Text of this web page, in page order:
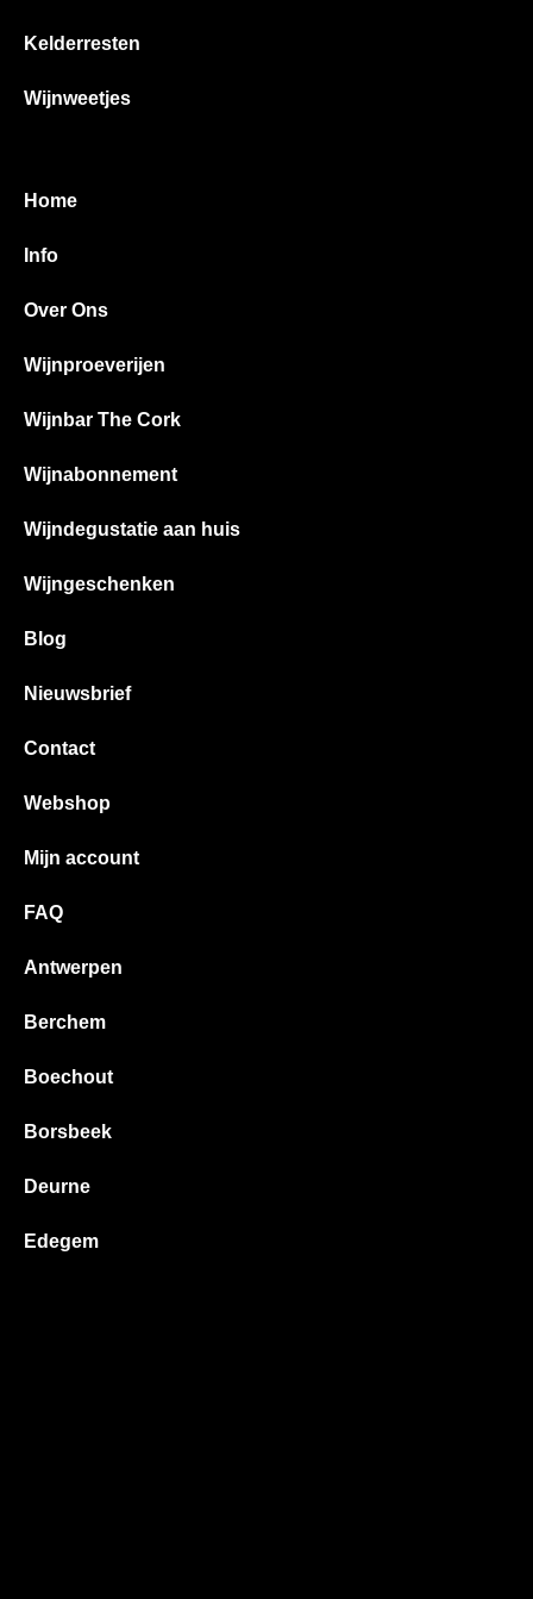
Kelderresten
Wijnweetjes
Home
Info
Over Ons
Wijnproeverijen
Wijnbar The Cork
Wijnabonnement
Wijndegustatie aan huis
Wijngeschenken
Blog
Nieuwsbrief
Contact
Webshop
Mijn account
FAQ
Antwerpen
Berchem
Boechout
Borsbeek
Deurne
Edegem